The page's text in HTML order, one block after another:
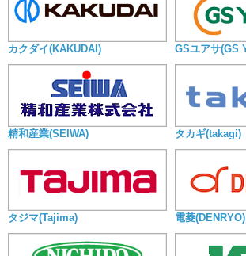
カクダイ(KAKUDAI) GSユアサ(GS
精和産業(SEIWA) タカギ(takagi)
タジマ(Tajima) 電菱(DENRYO)